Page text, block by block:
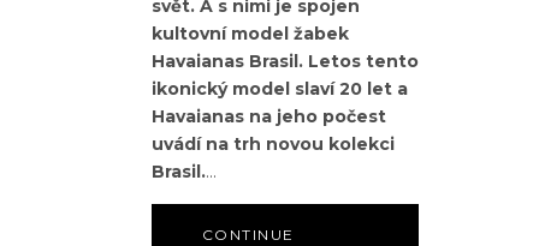
svět. A s nimi je spojen
kultovní model žabek
Havaianas Brasil. Letos tento
ikonický model slaví 20 let a
Havaianas na jeho počest
uvádí na trh novou kolekci
Brasil.
CONTINUE